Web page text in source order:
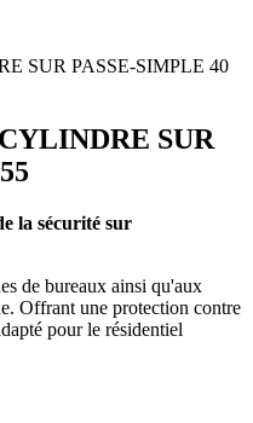
SUR
la sécurité sur
de bureaux ainsi qu'aux
Offrant une protection contre
pour le résidentiel